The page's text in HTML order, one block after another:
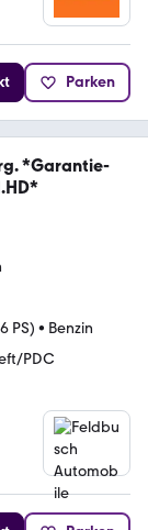
Parken
*Garantie-
PS) • Benzin
PDC